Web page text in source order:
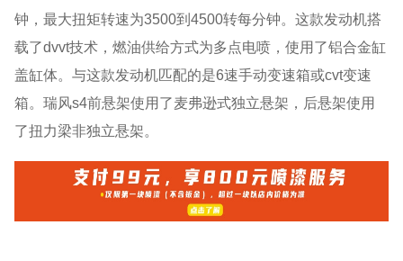
钟，最大扭矩转速为3500到4500转每分钟。这款发动机搭
载了dvvt技术，燃油供给方式为多点电喷，使用了铝合金缸
盖缸体。与这款发动机匹配的是6速手动变速箱或cvt变速
箱。瑞风s4前悬架使用了麦弗逊式独立悬架，后悬架使用
了扭力梁非独立悬架。